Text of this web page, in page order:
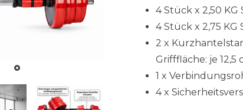
4 Stück x 2,50 KG
4 Stück x 2,75
2 x
Grifffläche: je 12,5
1 x
4 x